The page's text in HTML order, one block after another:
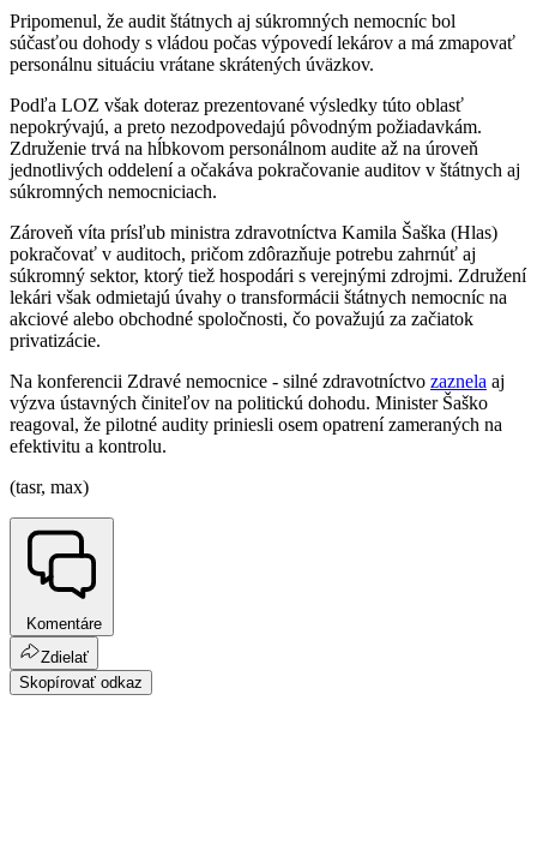
Pripomenul, že audit štátnych aj súkromných nemocníc bol
súčasťou dohody s vládou počas výpovedí lekárov a má zmapovať
personálnu situáciu vrátane skrátených úväzkov.
Podľa LOZ však doteraz prezentované výsledky túto oblasť
nepokrývajú, a preto nezodpovedajú pôvodným požiadavkám.
Združenie trvá na hĺbkovom personálnom audite až na úroveň
jednotlivých oddelení a očakáva pokračovanie auditov v štátnych aj
súkromných nemocniciach.
Zároveň víta prísľub ministra zdravotníctva Kamila Šaška (Hlas)
pokračovať v auditoch, pričom zdôrazňuje potrebu zahrnúť aj
súkromný sektor, ktorý tiež hospodári s verejnými zdrojmi. Združení
lekári však odmietajú úvahy o transformácii štátnych nemocníc na
akciové alebo obchodné spoločnosti, čo považujú za začiatok
privatizácie.
Na konferencii Zdravé nemocnice - silné zdravotníctvo zaznela aj
výzva ústavných činiteľov na politickú dohodu. Minister Šaško
reagoval, že pilotné audity priniesli osem opatrení zameraných na
efektivitu a kontrolu.
(tasr, max)
Komentáre
Zdielať
Skopírovať odkaz